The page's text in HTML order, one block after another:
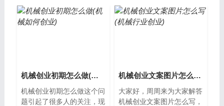
也是一个充...
技术的创新...
机械创业初期怎么做(机械如何创业)
机械创业初期怎么做这个问
题引起了很多人的关注，现
机械创业文案图片怎么写(机械行业创业)
大家好，周周来为大家解答
机械创业文案图片怎么写，